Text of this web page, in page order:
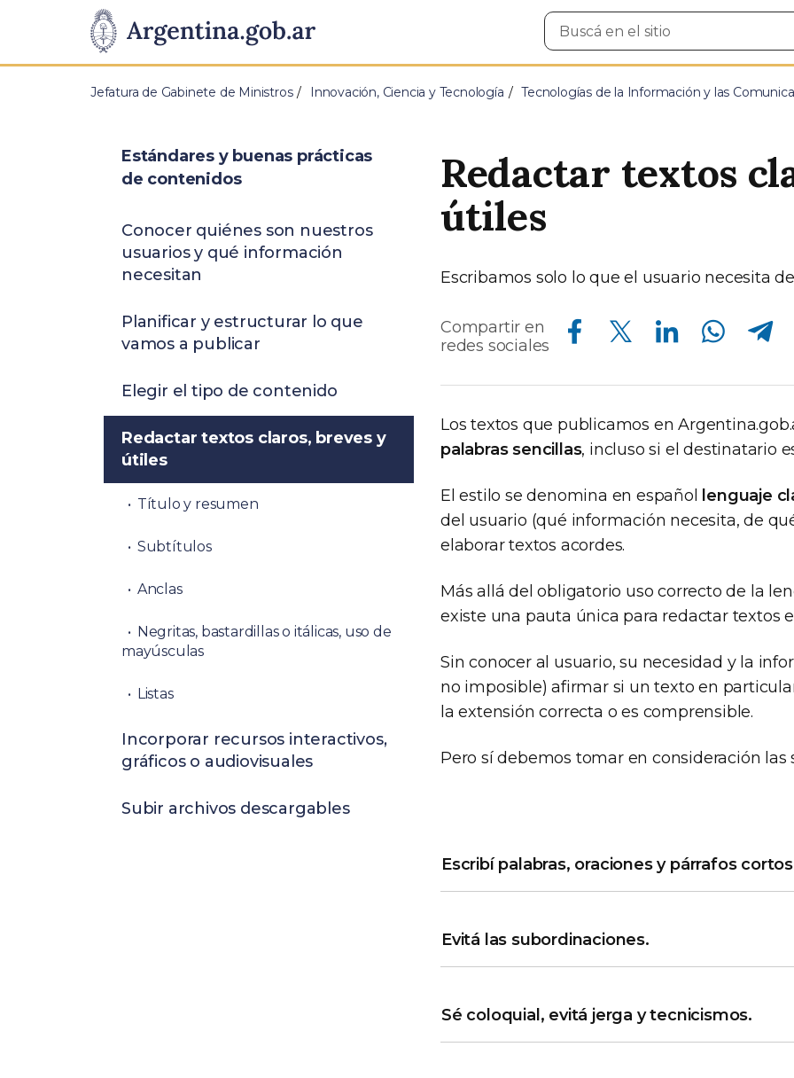
Presidencia
de
Pasar al contenido principal
Buscar
en
Jefatura de Gabinete de Ministros Innovación, Ciencia y Tecnología Tecnologías de la Información y las
Redactar textos
útiles
Escribamos solo lo que el usuario necesita
Compartir en
redes sociales
Compartir en Facebook Compartir en Twitter Compartir en Linkedin Compartir en Whatsapp Compartir en Telegram
Los textos que publicamos en
palabras sencillas, incluso si el destinatario
El estilo se denomina en español
lenguaje
del usuario (qué información necesita, de
elaborar textos acordes.
Más allá del obligatorio uso correcto de la
existe una pauta única para redactar textos
Sin conocer al usuario, su necesidad y la
no imposible) afirmar si un texto en
la extensión correcta o es comprensible.
Pero sí debemos tomar en consideración
Escribí palabras, oraciones y párrafos
Evitá las subordinaciones.
Sé coloquial, evitá jerga y tecnicismos.
Estándares y buenas prácticas
de contenidos
Conocer quiénes son nuestros
usuarios y qué información
necesitan
Planificar y estructurar lo que
vamos a publicar
Elegir el tipo de contenido
Redactar textos claros, breves y
útiles
Título y resumen
Subtítulos
Anclas
Negritas, bastardillas o itálicas, uso de
mayúsculas
Listas
Incorporar recursos interactivos,
gráficos o audiovisuales
Subir archivos descargables